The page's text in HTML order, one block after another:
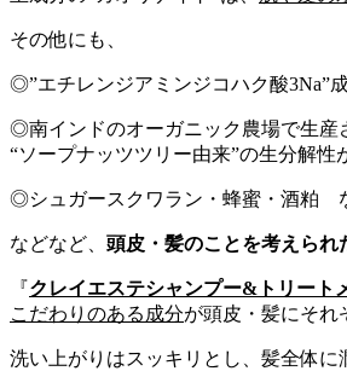
その他にも、
◎”エチレンジアミンジコハク酸3Na”
◎南インドのオーガニック農場で生産
“ソープナッツツリー由来”の生分解性
◎シュガースクワラン・蜂蜜・酒粕
などなど、 頭皮・髪のことを考えられ
『クレイエステシャンプー&トリート
こだわりのある成分が頭皮・髪にそれ
洗い上がりはスッキリとし、髪全体に